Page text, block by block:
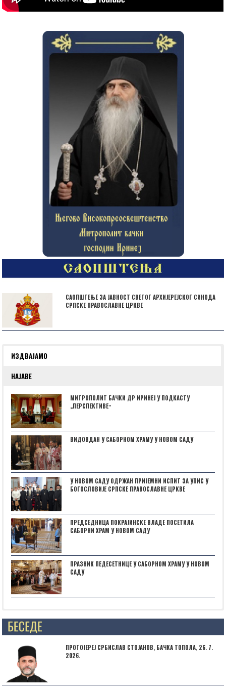
САОПШТЕЊЕ ЗА ЈАВНОСТ СВЕТОГ АРХИЈЕРЕЈСКОГ СИНОДА
СРПСКЕ ПРАВОСЛАВНЕ ЦРКВЕ
ИЗДВАЈАМО
НАЈАВЕ
МИТРОПОЛИТ БАЧКИ ДР ИРИНЕЈ У ПОДКАСТУ
„ПЕРСПЕКТИВЕˮ
ВИДОВДАН У САБОРНОМ ХРАМУ У НОВОМ САДУ
У НОВОМ САДУ ОДРЖАН ПРИЈЕМНИ ИСПИТ ЗА УПИС У
БОГОСЛОВИЈЕ СРПСКЕ ПРАВОСЛАВНЕ ЦРКВЕ
ПРЕДСЕДНИЦА ПОКРАЈИНСКЕ ВЛАДЕ ПОСЕТИЛА
САБОРНИ ХРАМ У НОВОМ САДУ
ПРАЗНИК ПЕДЕСЕТНИЦЕ У САБОРНОМ ХРАМУ У НОВОМ
САДУ
Posts not found
ПРОТОЈЕРЕЈ СРБИСЛАВ СТОЈАНОВ, БАЧКА ТОПОЛА, 26. 7.
2026.